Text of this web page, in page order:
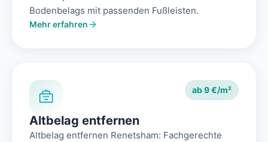
Bodenbelags mit passenden Fußleisten.
Mehr erfahren
ab 9 €/m²
Altbelag entfernen
Altbelag entfernen Renetsham: Fachgerechte